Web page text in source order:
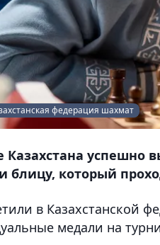
федерация шахмат
Казахстана успешно
блицу, который
в Казахстанской
медали на